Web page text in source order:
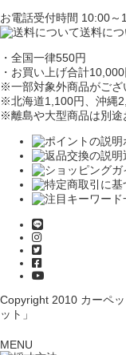
お電話受付時間 10:00～
送料に
・全国一律550円
・お買い上げ合計
※一部対象外商品がござ
※北海道1,100円 、沖縄
※離島や大型商品は別途
Copyright 2010 カーペ
ット」
MENU